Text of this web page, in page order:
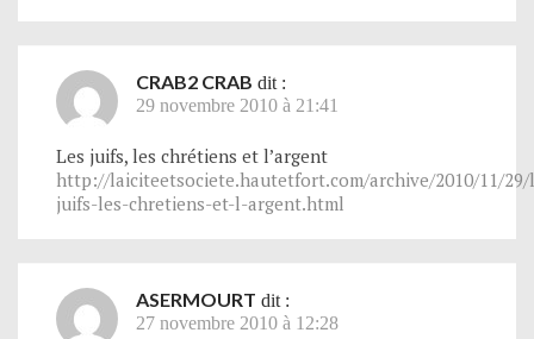
CRAB2 CRAB dit :
29 novembre 2010 à 21:41
Les juifs, les chrétiens et l’argent
http://laiciteetsociete.hautetfort.com/archive/2010/11/29/
juifs-les-chretiens-et-l-argent.html
ASERMOURT dit :
27 novembre 2010 à 12:28